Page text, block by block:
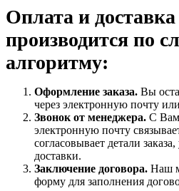
Оплата и доставка
производится по
алгоритму:
Оформление заказа. Вы
через электронную почту
Звонок от менеджера. С
электронную почту
согласовывает детали
доставки.
Заключение договора. Наш
форму для заполнения